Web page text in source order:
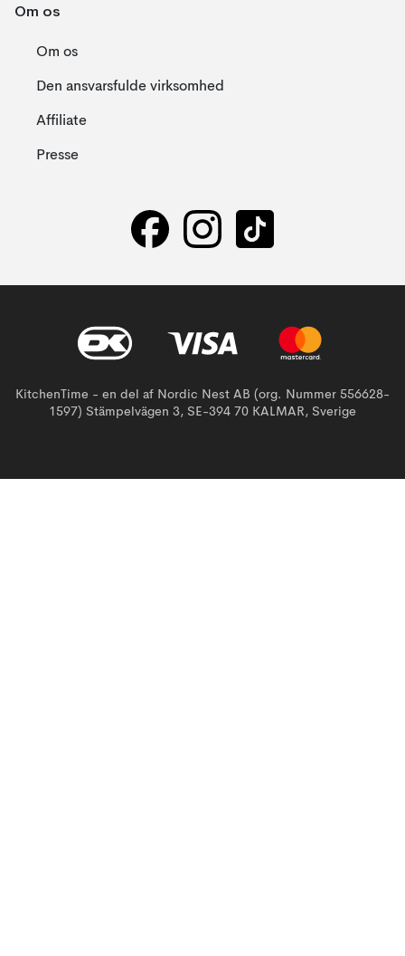
Om os
Om os
Den ansvarsfulde virksomhed
Affiliate
Presse
KitchenTime - en del af Nordic Nest AB (org. Nummer 556628-
1597) Stämpelvägen 3, SE-394 70 KALMAR, Sverige